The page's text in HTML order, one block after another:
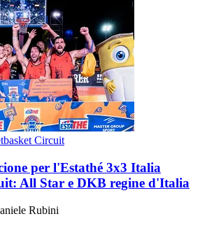
Circuit
per l'Estathé 3x3 Italia
All Star e DKB regine d'Italia
Rubini